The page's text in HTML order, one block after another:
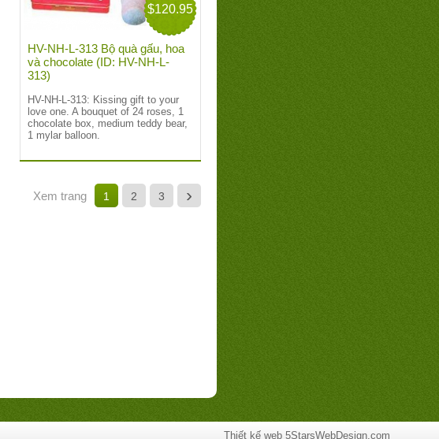
$120.95
HV-NH-L-313 Bộ quà gấu, hoa
và chocolate (ID: HV-NH-L-
313)
HV-NH-L-313: Kissing gift to your
love one. A bouquet of 24 roses, 1
chocolate box, medium teddy bear,
1 mylar balloon.
1 2 3 ›
Xem trang
Thiết kế web 5StarsWebDesign.com